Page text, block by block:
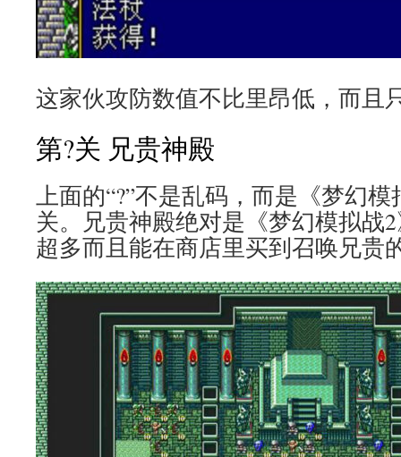
这家伙攻防数值不比里昂低，而且
第?关 兄贵神殿
上面的“?”不是乱码，而是《梦幻
关。兄贵神殿绝对是《梦幻模拟战
超多而且能在商店里买到召唤兄贵